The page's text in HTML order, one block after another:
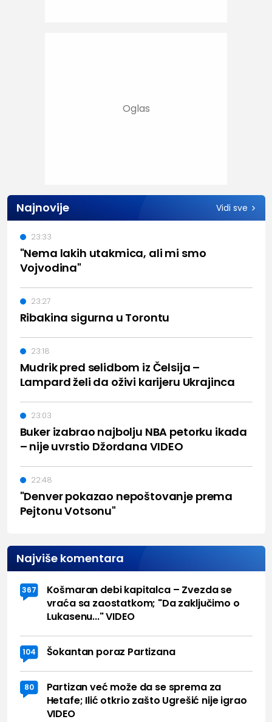
Najnovije Vidi sve
"Nema lakih utakmica, ali mi smo
Vojvodina"
23:33
Ribakina sigurna u Torontu
23:27
Mudrik pred selidbom iz Čelsija –
Lampard želi da oživi karijeru Ukrajinca
23:18
Buker izabrao najbolju NBA petorku ikada
– nije uvrstio Džordana VIDEO
23:03
"Denver pokazao nepoštovanje prema
Pejtonu Votsonu"
22:48
Najviše komentara
367
Košmaran debi kapitalca – Zvezda se
vraća sa zaostatkom; "Da zaključimo o
Lukasenu..." VIDEO
104 Šokantan poraz Partizana
80
Partizan već može da se sprema za
Hetafe; Ilić otkrio zašto Ugrešić nije igrao
VIDEO